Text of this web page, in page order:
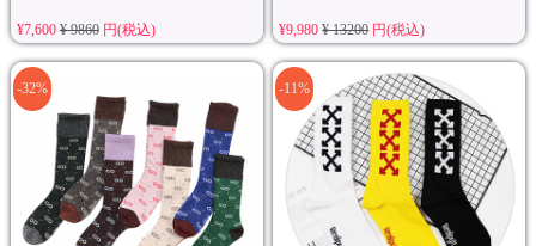
¥7,600 ¥ 9860円(税込) ¥9,980¥ 13200円(税込)
-32% -11%